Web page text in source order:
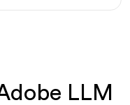
LLM